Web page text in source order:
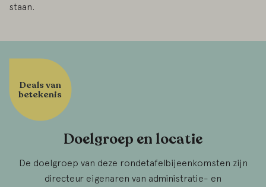
staan.
Deals van
betekenis
Doelgroep en locatie
De doelgroep van deze rondetafelbijeenkomsten zijn
directeur eigenaren van administratie- en